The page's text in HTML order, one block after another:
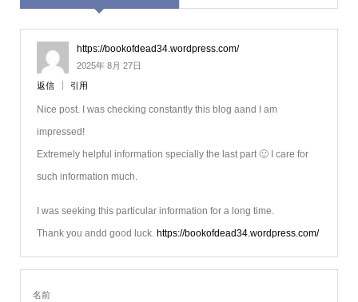
https://bookofdead34.wordpress.com/
2025年 8月 27日
返信 引用
Nice post. I was checking constantly this blog aand I am
impressed!
Extremely helpful information specially the last part 🙂 I care for
such information much.
I was seeking this particular information for a long time.
Thank you andd good luck. https://bookofdead34.wordpress.com/
名前